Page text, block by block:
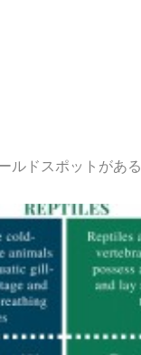
ルドスポットがある